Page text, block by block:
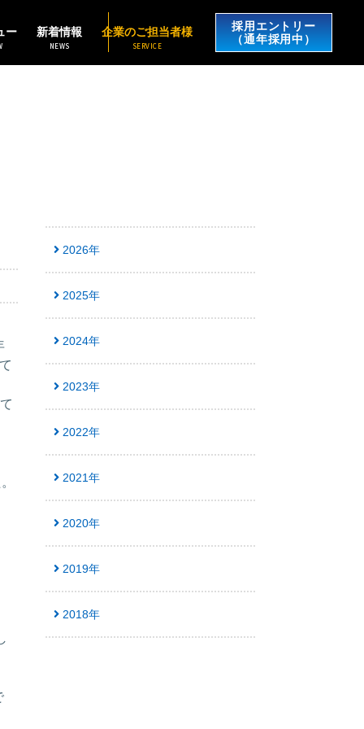
ー 新着情報
NEWS
企業のご担当者様
SERVICE
採用エントリー
（通年採用中）
2026年
2025年
2024年
2023年
2022年
2021年
2020年
2019年
2018年